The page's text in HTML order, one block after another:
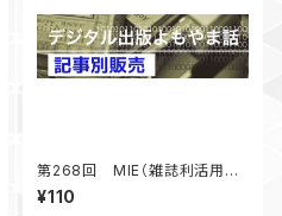
第268回 MIE（雑誌利活用教
育）報告 雑誌づくりの効果
「デジタル出版よもやま話」 20
¥110